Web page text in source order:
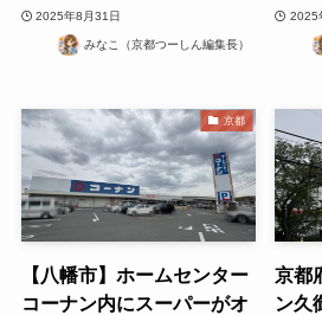
2025年8月31日
みなこ（京都つーしん編集長）
2025
京都
【八幡市】ホームセンター
コーナン内にスーパーがオ
京都
ン久